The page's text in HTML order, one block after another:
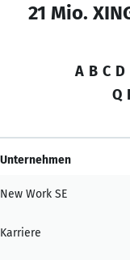
21 Mio.
A B C D
Q
Unternehmen
New Work SE
Karriere